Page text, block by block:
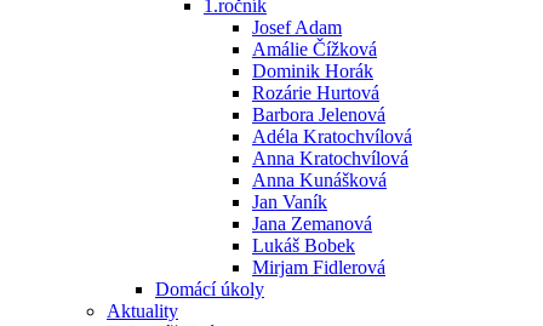
1.ročník
Josef Adam
Amálie Čížková
Dominik Horák
Rozárie Hurtová
Barbora Jelenová
Adéla Kratochvílová
Anna Kratochvílová
Anna Kunášková
Jan Vaník
Jana Zemanová
Lukáš Bobek
Mirjam Fidlerová
Domácí úkoly
Aktuality